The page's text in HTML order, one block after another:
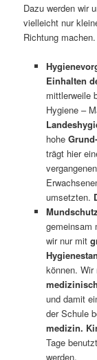
Dazu werden wir
vielleicht nur
Richtung machen.
Einhalten
mittlerweile
Hygiene –
hohe
trägt hier
umsetzten.
Mundschutz
gemeinsam
wir nur mit
können.
und damit
der Schule
medizin.
Tage
werden.